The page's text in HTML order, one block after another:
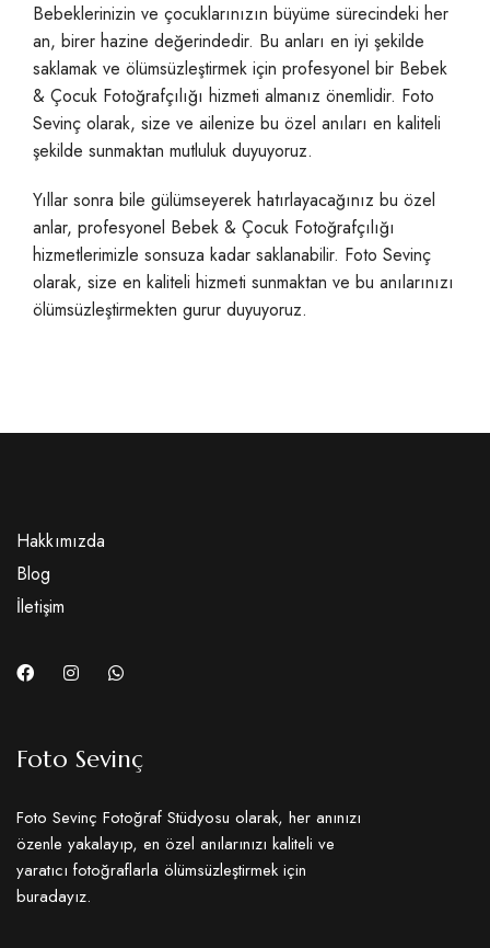
Bebeklerinizin ve çocuklarınızın büyüme sürecindeki her
an, birer hazine değerindedir. Bu anları en iyi şekilde
saklamak ve ölümsüzleştirmek için profesyonel bir Bebek
& Çocuk Fotoğrafçılığı hizmeti almanız önemlidir. Foto
Sevinç olarak, size ve ailenize bu özel anıları en kaliteli
şekilde sunmaktan mutluluk duyuyoruz.
Yıllar sonra bile gülümseyerek hatırlayacağınız bu özel
anlar, profesyonel Bebek & Çocuk Fotoğrafçılığı
hizmetlerimizle sonsuza kadar saklanabilir. Foto Sevinç
olarak, size en kaliteli hizmeti sunmaktan ve bu anılarınızı
ölümsüzleştirmekten gurur duyuyoruz.
Hakkımızda
Blog
İletişim
Foto Sevinç
Foto Sevinç Fotoğraf Stüdyosu olarak, her anınızı
özenle yakalayıp, en özel anılarınızı kaliteli ve
yaratıcı fotoğraflarla ölümsüzleştirmek için
buradayız.